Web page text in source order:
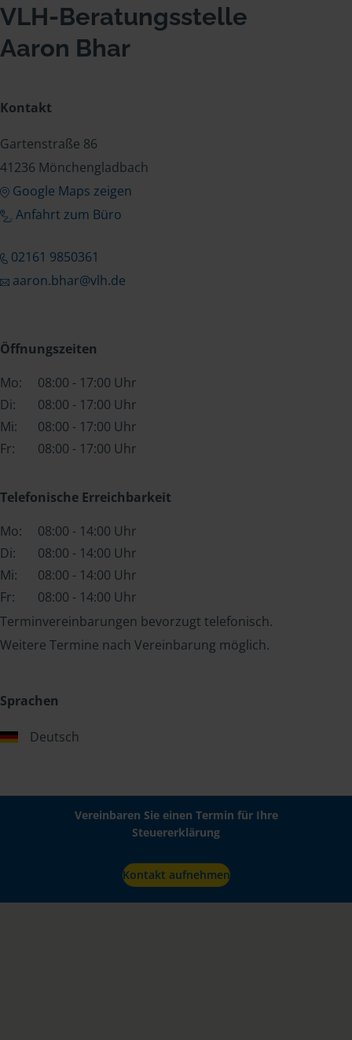
VLH-Beratungsstelle
Aaron Bhar
Kontakt
Gartenstraße 86
41236 Mönchengladbach
Google Maps zeigen
Anfahrt zum Büro
02161 9850361
aaron.bhar@vlh.de
Öffnungszeiten
Mo:
08:00 - 17:00 Uhr
Di:
08:00 - 17:00 Uhr
Mi:
08:00 - 17:00 Uhr
Fr:
08:00 - 17:00 Uhr
Telefonische Erreichbarkeit
Mo:
08:00 - 14:00 Uhr
Di:
08:00 - 14:00 Uhr
Mi:
08:00 - 14:00 Uhr
Fr:
08:00 - 14:00 Uhr
Terminvereinbarungen bevorzugt telefonisch.
Weitere Termine nach Vereinbarung möglich.
Sprachen
Deutsch
Vereinbaren Sie einen Termin für Ihre
Steuererklärung
Kontakt aufnehmen